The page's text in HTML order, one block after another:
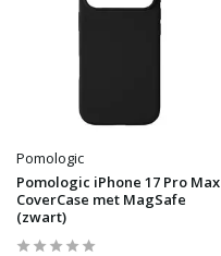
Pomologic
Pomologic iPhone 17 Pro Max
CoverCase met MagSafe
(zwart)